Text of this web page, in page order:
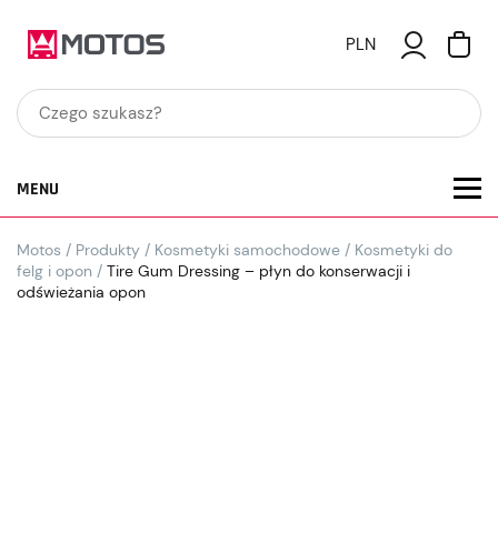
PLN
MENU
Motos / Produkty / Kosmetyki samochodowe / Kosmetyki do
felg i opon / Tire Gum Dressing – płyn do konserwacji i
odświeżania opon